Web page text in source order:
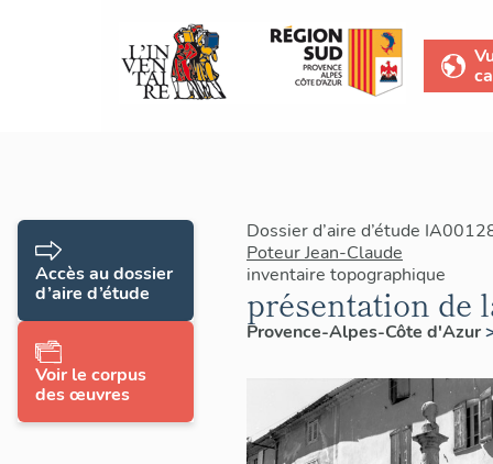
Dossier d’aire d’étude
Poteur Jean-Claude
inventaire topographique
présentation de
Provence-Alpes-Côte d'Azur
Accès au dossier
d’aire d’étude
Voir le corpus
des œuvres